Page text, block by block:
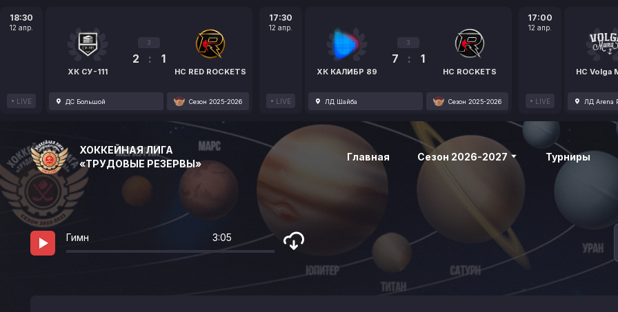
18:30
12 апр.
LIVE
ХК СУ-111
3
2 : 1
HC RED ROCKETS
ДС Большой Сезон 2025-2026
17:30
12 апр.
LIVE
ХК КАЛИБР 89
3
7 : 1
HC ROCKETS
ЛД Шайба Сезон 2025-2026
17:00
12 апр.
LIVE
HC Volga
ЛД Arena
ХОККЕЙНАЯ ЛИГА
«ТРУДОВЫЕ РЕЗЕРВЫ»
Главная Сезон 2026-2027 Турниры
Гимн 3:05